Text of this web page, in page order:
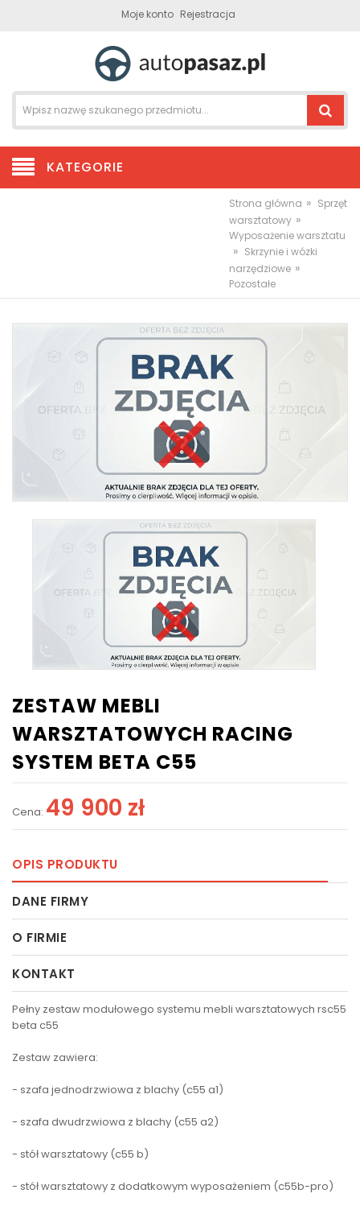
Moje konto Rejestracja
KATEGORIE
Strona główna » Sprzęt
warsztatowy »
Wyposażenie warsztatu
» Skrzynie i wózki
narzędziowe »
Pozostałe
ZESTAW MEBLI
WARSZTATOWYCH RACING
SYSTEM BETA C55
Cena: 49 900 zł
OPIS PRODUKTU
DANE FIRMY
O FIRMIE
KONTAKT
Pełny zestaw modułowego systemu mebli warsztatowych rsc55
beta c55
Zestaw zawiera:
- szafa jednodrzwiowa z blachy (c55 a1)
- szafa dwudrzwiowa z blachy (c55 a2)
- stół warsztatowy (c55 b)
- stół warsztatowy z dodatkowym wyposażeniem (c55b-pro)